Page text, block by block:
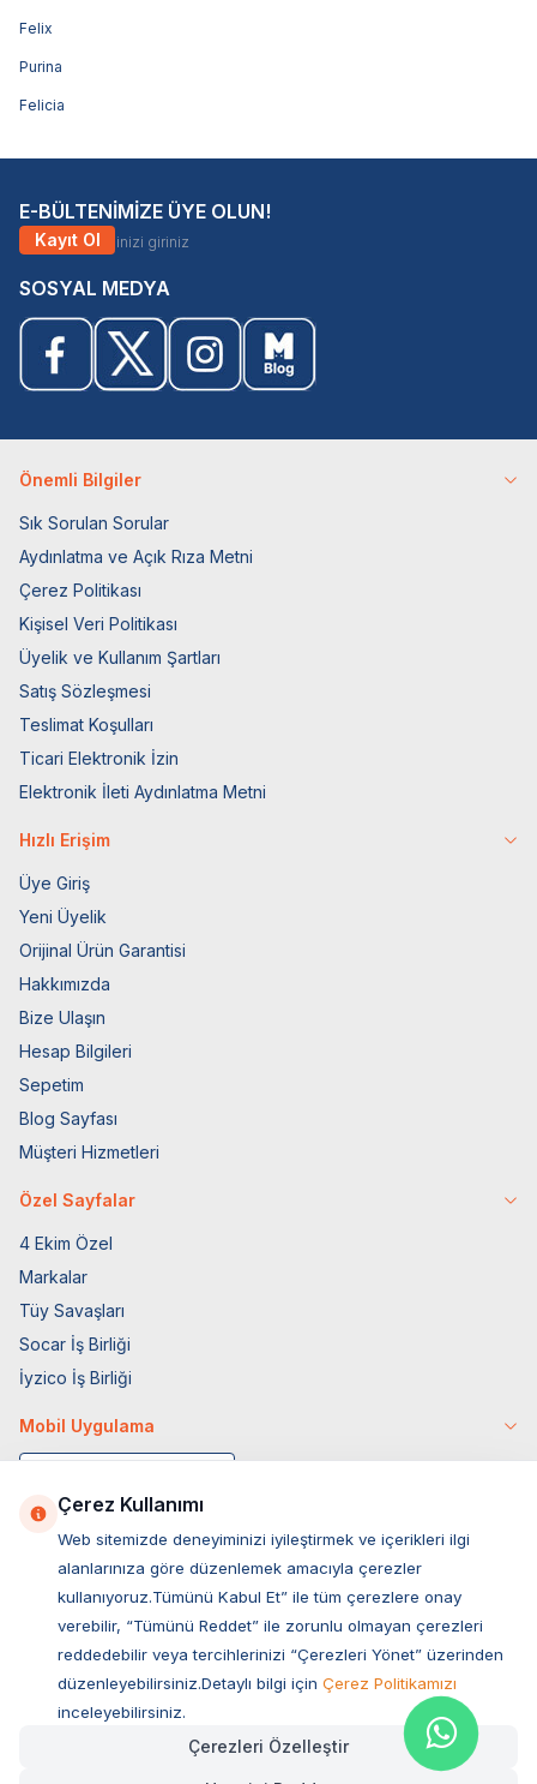
Felix
Purina
Felicia
E-BÜLTENİMİZE ÜYE OLUN!
Kayıt Ol
SOSYAL MEDYA
Önemli Bilgiler
Sık Sorulan Sorular
Aydınlatma ve Açık Rıza Metni
Çerez Politikası
Kişisel Veri Politikası
Üyelik ve Kullanım Şartları
Satış Sözleşmesi
Teslimat Koşulları
Ticari Elektronik İzin
Elektronik İleti Aydınlatma Metni
Hızlı Erişim
Üye Giriş
Yeni Üyelik
Orijinal Ürün Garantisi
Hakkımızda
Bize Ulaşın
Hesap Bilgileri
Sepetim
Blog Sayfası
Müşteri Hizmetleri
Özel Sayfalar
4 Ekim Özel
Markalar
Tüy Savaşları
Socar İş Birliği
İyzico İş Birliği
Mobil Uygulama
Müşteri Hizmetleri
Sıkça Sorulan Sorular
Çerez Kullanımı
Web sitemizde deneyiminizi iyileştirmek ve içerikleri ilgi
alanlarınıza göre düzenlemek amacıyla çerezler
kullanıyoruz.Tümünü Kabul Et” ile tüm çerezlere onay
verebilir, “Tümünü Reddet” ile zorunlu olmayan çerezleri
reddedebilir veya tercihlerinizi “Çerezleri Yönet” üzerinden
düzenleyebilirsiniz.Detaylı bilgi için Çerez Politikamızı
inceleyebilirsiniz.
Çerezleri Özelleştir